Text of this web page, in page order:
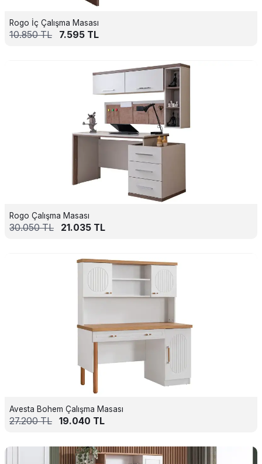
Rogo İç Çalışma Masası
10.850TL 7.595 TL
Rogo Çalışma Masası
30.050TL 21.035 TL
Avesta Bohem Çalışma Masası
27.200TL 19.040 TL